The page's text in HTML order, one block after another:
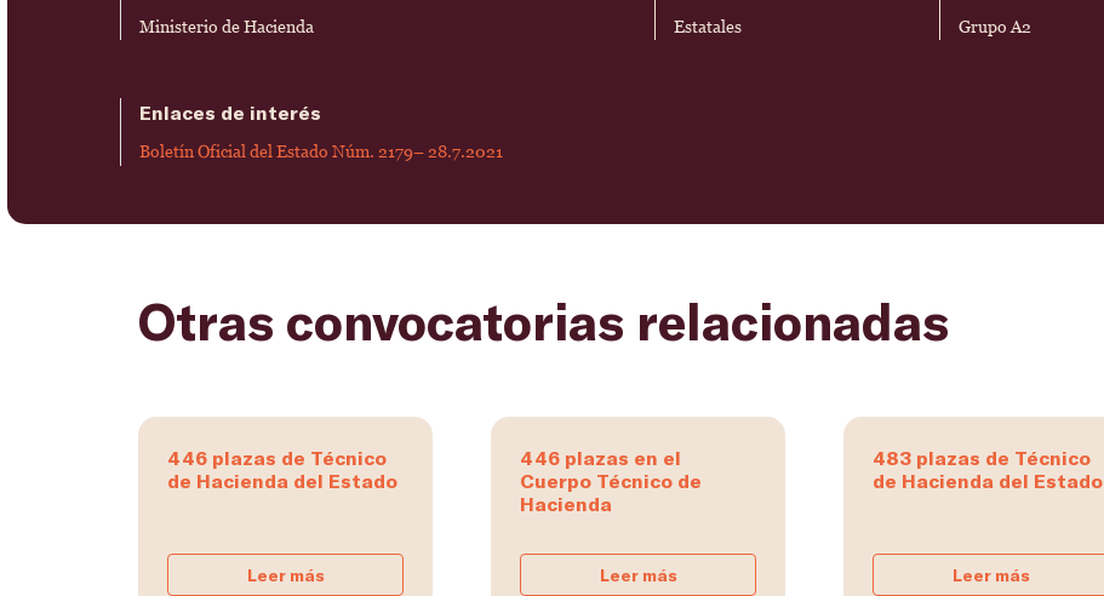
Ministerio de Hacienda Estatales Grupo A2
Enlaces de interés
Boletín Oficial del Estado Núm. 2179– 28.7.2021
Otras convocatorias relacionadas
446 plazas de Técnico
de Hacienda del Estado
Leer más
446 plazas en el
Cuerpo Técnico de
Hacienda
Leer más
483 plazas de Técnico
de Hacienda del Estado
Leer más